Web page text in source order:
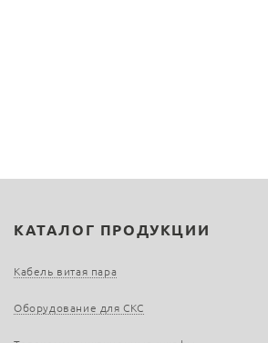
КАТАЛОГ ПРОДУКЦИИ
Кабель витая пара
Оборудование для СКС